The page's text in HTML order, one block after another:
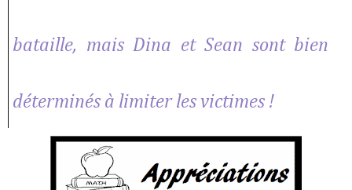
bataille, mais Dina et Sean sont bien
déterminés à limiter les victimes !